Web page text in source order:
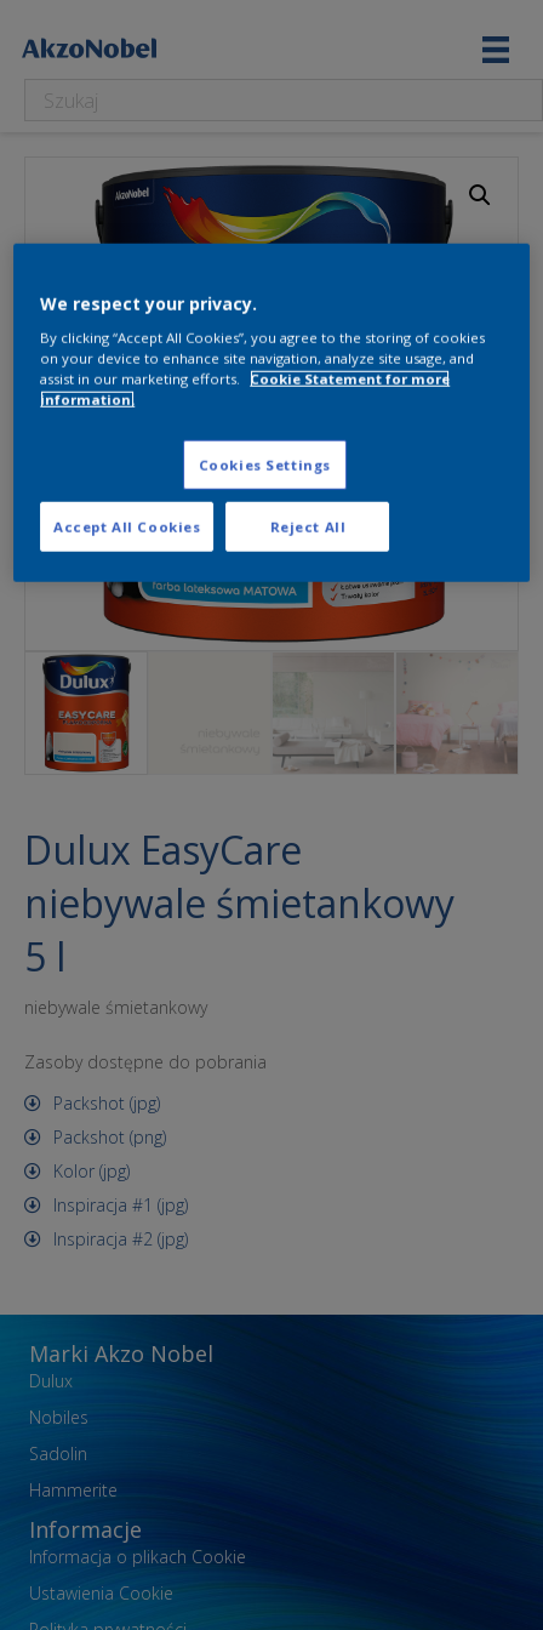
Dulux EasyCare
niebywale śmietankowy
5 l
niebywale śmietankowy
Zasoby dostępne do pobrania
Packshot (jpg)
Packshot (png)
Kolor (jpg)
Inspiracja #1 (jpg)
Inspiracja #2 (jpg)
Marki Akzo Nobel
Dulux
Nobiles
Sadolin
Hammerite
Informacje
Informacja o plikach Cookie
Ustawienia Cookie
We respect your privacy.
By clicking “Accept All Cookies”, you agree to the storing of cookies
on your device to enhance site navigation, analyze site usage, and
assist in our marketing efforts.
Cookie Statement for more
information.
Cookies Settings
Reject All
Accept All Cookies